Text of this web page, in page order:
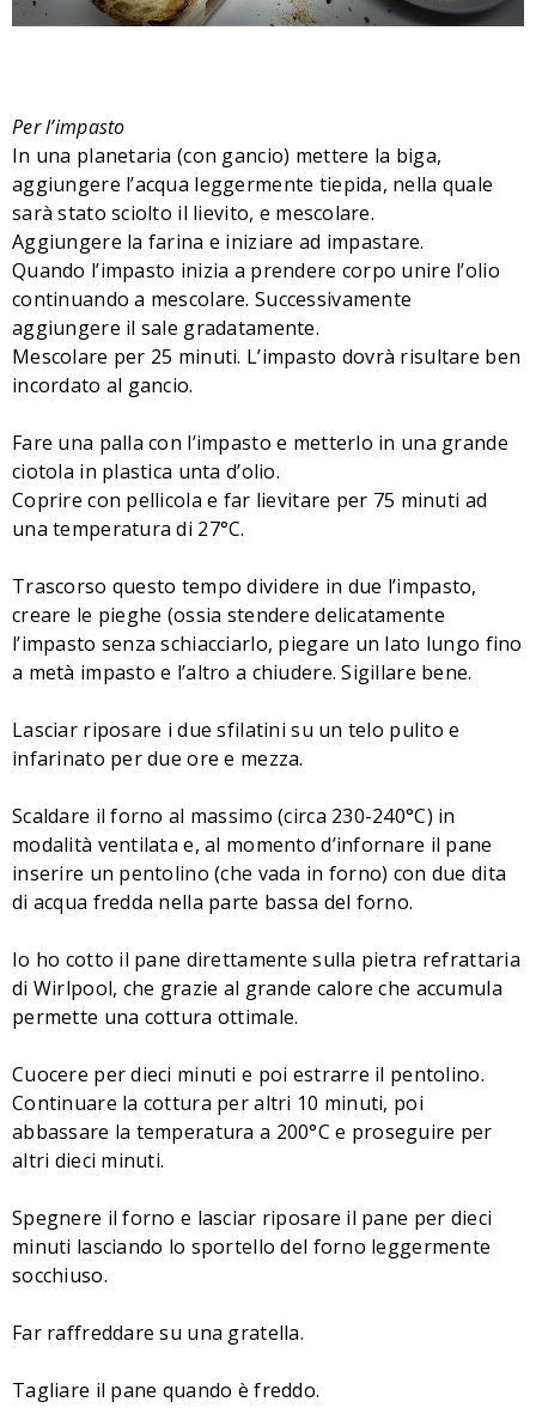
Per l’impasto
In una planetaria (con gancio) mettere la biga,
aggiungere l’acqua leggermente tiepida, nella quale
sarà stato sciolto il lievito, e mescolare.
Aggiungere la farina e iniziare ad impastare.
Quando l’impasto inizia a prendere corpo unire l’olio
continuando a mescolare. Successivamente
aggiungere il sale gradatamente.
Mescolare per 25 minuti. L’impasto dovrà risultare ben
incordato al gancio.
Fare una palla con l’impasto e metterlo in una grande
ciotola in plastica unta d’olio.
Coprire con pellicola e far lievitare per 75 minuti ad
una temperatura di 27°C.
Trascorso questo tempo dividere in due l’impasto,
creare le pieghe (ossia stendere delicatamente
l’impasto senza schiacciarlo, piegare un lato lungo fino
a metà impasto e l’altro a chiudere. Sigillare bene.
Lasciar riposare i due sfilatini su un telo pulito e
infarinato per due ore e mezza.
Scaldare il forno al massimo (circa 230-240°C) in
modalità ventilata e, al momento d’infornare il pane
inserire un pentolino (che vada in forno) con due dita
di acqua fredda nella parte bassa del forno.
Io ho cotto il pane direttamente sulla pietra refrattaria
di Wirlpool, che grazie al grande calore che accumula
permette una cottura ottimale.
Cuocere per dieci minuti e poi estrarre il pentolino.
Continuare la cottura per altri 10 minuti, poi
abbassare la temperatura a 200°C e proseguire per
altri dieci minuti.
Spegnere il forno e lasciar riposare il pane per dieci
minuti lasciando lo sportello del forno leggermente
socchiuso.
Far raffreddare su una gratella.
Tagliare il pane quando è freddo.